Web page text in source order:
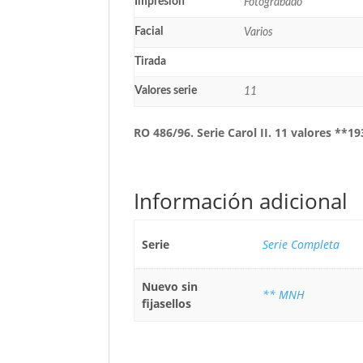
Fotograbado
Facial Varios
Tirada
Valores serie 11
RO 486/96. Serie Carol II. 11 valores
Información adicional
Serie Serie Completa
Nuevo sin
fijasellos
** MNH